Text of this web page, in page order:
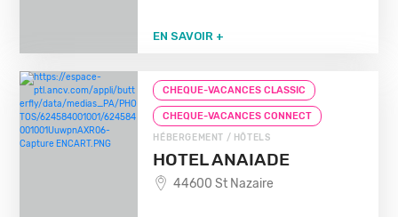
EN SAVOIR +
CHEQUE-VACANCES CLASSIC
CHEQUE-VACANCES CONNECT
HÉBERGEMENT / HÔTELS
HOTEL ANAIADE
44600 St Nazaire